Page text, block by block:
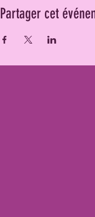
Partager cet